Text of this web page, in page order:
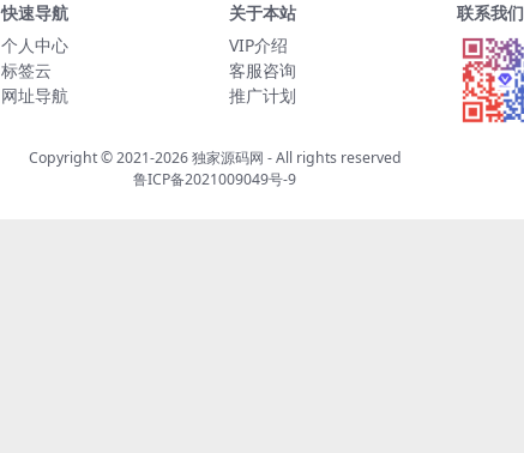
快速导航
个人中心
标签云
网址导航
关于本站
VIP介绍
客服咨询
推广计划
联系我们
Copyright © 2021-2026独家源码网 - All rights reserved
鲁ICP备2021009049号-9